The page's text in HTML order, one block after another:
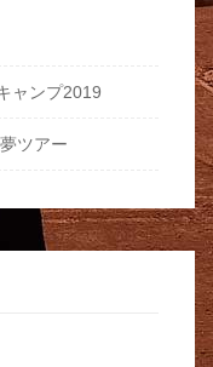
ャンプ2019
ツアー